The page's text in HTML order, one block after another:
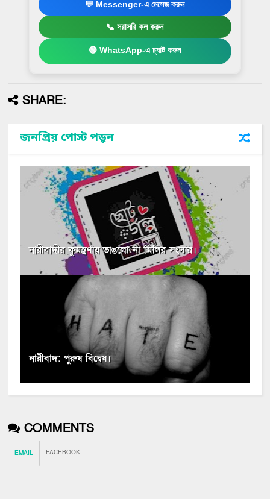
💬 Messenger-এ মেসেজ করুন
📞 সরাসরি কল করুন
🟢 WhatsApp-এ চ্যাট করুন
SHARE:
জনপ্রিয় পোস্ট পড়ুন
নারীবাদীর কুমন্ত্রণায় ভাঙলো না মিলির সংসার।
নারীবাদ: পুরুষ বিদ্বেষ।
COMMENTS
EMAIL FACEBOOK